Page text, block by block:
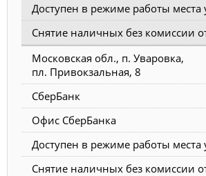
Доступен в режиме работы места
Снятие наличных без комиссии
Московская обл., п. Уваровка,
пл. Привокзальная, 8
СберБанк
Офис СберБанка
Доступен в режиме работы места
Снятие наличных без комиссии